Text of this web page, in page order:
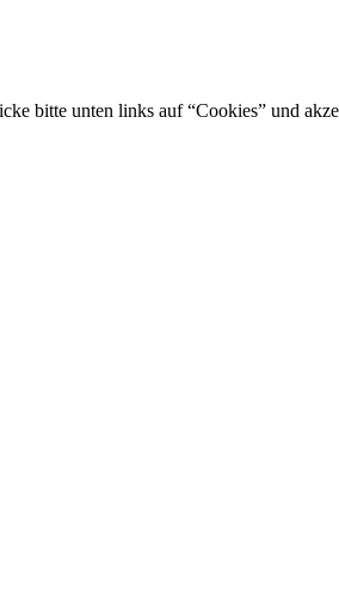
bitte unten links auf “Cookies” und